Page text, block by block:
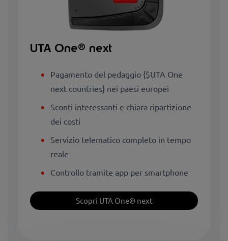
UTA One® next
Pagamento del pedaggio {$UTA One
next countries} nei paesi europei
Sconti interessanti e chiara ripartizione
dei costi
Servizio telematico completo in tempo
reale
Controllo tramite app per smartphone
Scopri UTA One® next